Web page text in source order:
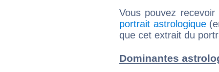
Vous pouvez
portrait astrologique
que cet extrait du
Dominantes